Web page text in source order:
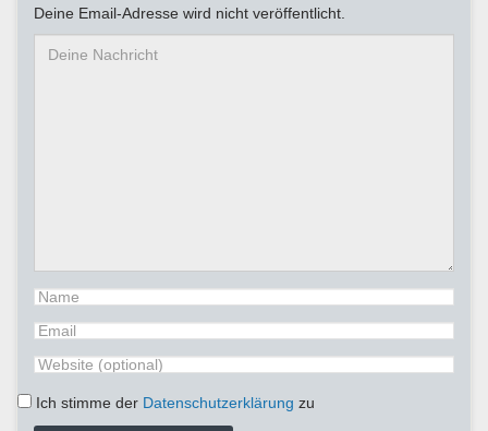
Deine Email-Adresse wird nicht veröffentlicht.
Ich stimme der Datenschutzerklärung zu